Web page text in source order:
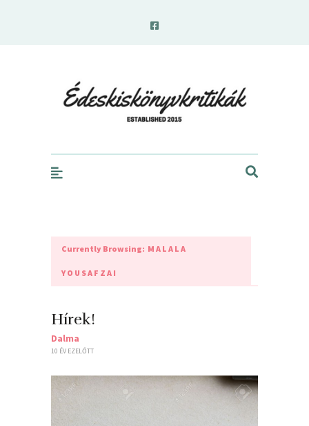
Currently Browsing: MALALA
YOUSAFZAI
Hírek!
Dalma
10 ÉV EZELŐTT